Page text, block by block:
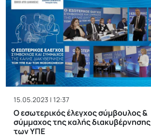
15.05.2023 | 12:37
Ο εσωτερικός έλεγχος σύμβουλος &
σύμμαχος της καλής διακυβέρνησης
των ΥΠΕ